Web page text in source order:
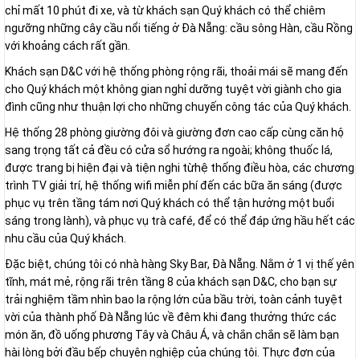
chỉ mất 10 phút đi xe, và từ khách sạn Quý khách có thể chiêm
ngưỡng những cây cầu nổi tiếng ở Đà Nẵng: cầu sông Hàn, cầu Rồng
với khoảng cách rất gần.
Khách sạn D&C với hệ thống phòng rộng rãi, thoải mái sẽ mang đến
cho Quý khách một không gian nghỉ dưỡng tuyệt vời giành cho gia
đình cũng như thuận lợi cho những chuyến công tác của Quý khách.
Hệ thống 28 phòng giường đôi và giường đơn cao cấp cùng căn hộ
sang trọng tất cả đều có cửa sổ hướng ra ngoài; không thuốc lá,
được trang bị hiện đại và tiện nghi từhệ thống điều hòa, các chương
trình TV giải trí, hệ thống wifi miễn phí đến các bữa ăn sáng (được
phục vụ trên tầng tám nơi Quý khách có thể tận hưởng một buổi
sáng trong lành), và phục vụ trà café, để có thể đáp ứng hầu hết các
nhu cầu của Quý khách.
Đặc biệt, chúng tôi có nhà hàng Sky Bar, Đà Nẵng. Nằm ở 1 vị thế yên
tĩnh, mát mẻ, rộng rãi trên tầng 8 của khách sạn D&C, cho bạn sự
trải nghiệm tầm nhìn bao la rộng lớn của bầu trời, toàn cảnh tuyệt
vời của thành phố Đà Nẵng lúc về đêm khi đang thưởng thức các
món ăn, đồ uống phương Tây và Châu Á, và chắn chắn sẽ làm bạn
hài lòng bởi đầu bếp chuyên nghiệp của chúng tôi. Thực đơn của